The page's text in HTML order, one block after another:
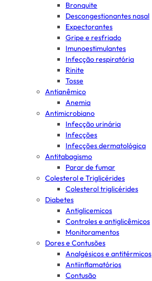
Bronquite
Descongestionantes nasal
Expectorantes
Gripe e resfriado
Imunoestimulantes
Infecção respiratória
Rinite
Tosse
Antianêmico
Anemia
Antimicrobiano
Infecção urinária
Infecções
Infecções dermatológica
Antitabagismo
Parar de fumar
Colesterol e Triglicérides
Colesterol triglicérides
Diabetes
Antiglicemicos
Controles e antiglicêmicos
Monitoramentos
Dores e Contusões
Analgésicos e antitérmicos
Antiinflamatórios
Contusão